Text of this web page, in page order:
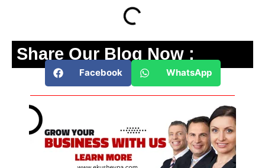
Share Our Blog Now :
Facebook WhatsApp